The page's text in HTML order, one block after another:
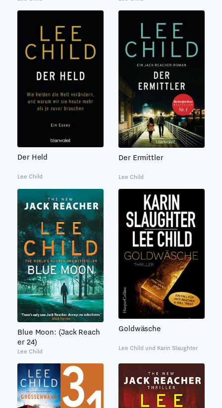
Der Held
Lee Child
Der Ermittler
Lee Child
Blue Moon: (Jack Reach
er 24)
Lee Child
Goldwäsche
Lee Child und Karin Slaughter